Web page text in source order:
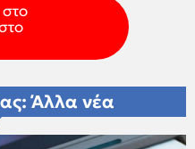
Άλλα νέα